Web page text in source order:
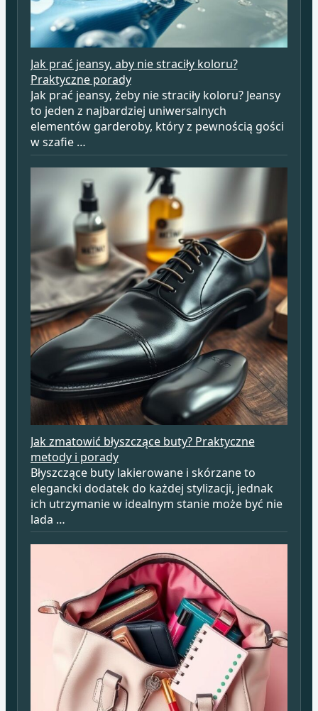
Jak prać jeansy, aby nie straciły koloru?
Praktyczne porady
Jak prać jeansy, żeby nie straciły koloru? Jeansy
to jeden z najbardziej uniwersalnych
elementów garderoby, który z pewnością gości
w szafie …
Jak zmatowić błyszczące buty? Praktyczne
metody i porady
Błyszczące buty lakierowane i skórzane to
elegancki dodatek do każdej stylizacji, jednak
ich utrzymanie w idealnym stanie może być nie
lada …